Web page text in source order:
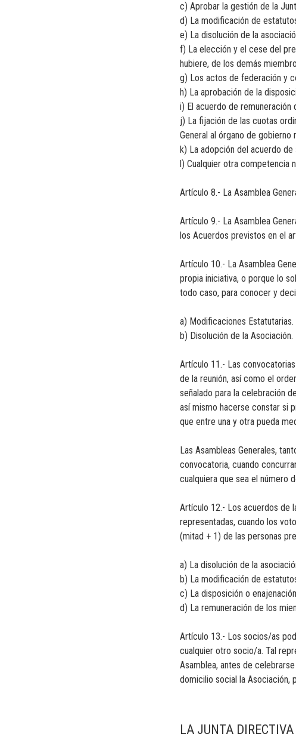
c) Aprobar la gestión de la
d) La modificación de
e) La disolución de la
f) La elección y el cese del
hubiere, de los demás
g) Los actos de federación y
h) La aprobación de la
i) El acuerdo de remuneración
j) La fijación de las cuotas
General al órgano de
k) La adopción del acuerdo
l) Cualquier otra competencia
Artículo 8.- La Asamblea
Artículo 9.- La Asamblea
los Acuerdos previstos en el
Artículo 10.- La Asamblea
propia iniciativa, o porque lo
todo caso, para conocer y
a) Modificaciones Estatutarias.
b) Disolución de la Asociación.
Artículo 11.- Las
de la reunión, así como el
señalado para la celebración
así mismo hacerse constar si
que entre una y otra pueda
Las Asambleas Generales,
convocatoria, cuando
cualquiera que sea el número
Artículo 12.- Los acuerdos de
representadas, cuando los
(mitad + 1) de las personas
a) La disolución de la
b) La modificación de
c) La disposición o
d) La remuneración de los
Artículo 13.- Los socios/as
cualquier otro socio/a. Tal
Asamblea, antes de
domicilio social la Asociación,
LA JUNTA DIRECTIVA